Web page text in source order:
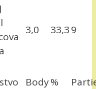
3,0 33,39
Body%